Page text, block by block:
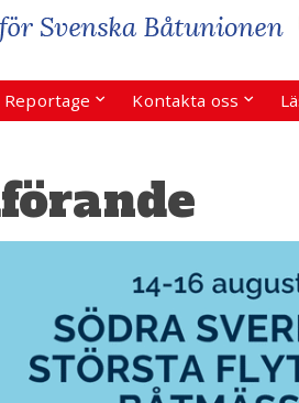
Reportage Kontakta oss